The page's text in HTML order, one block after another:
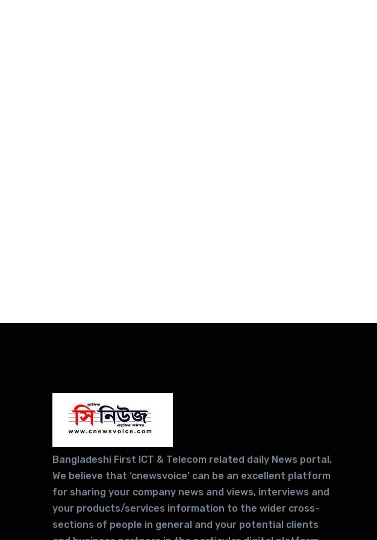
Bangladeshi First ICT & Telecom related daily News portal.
We believe that ‘cnewsvoice’ can be an excellent platform
for sharing your company news and views, interviews and
your products/services information to the wider cross-
sections of people in general and your potential clients